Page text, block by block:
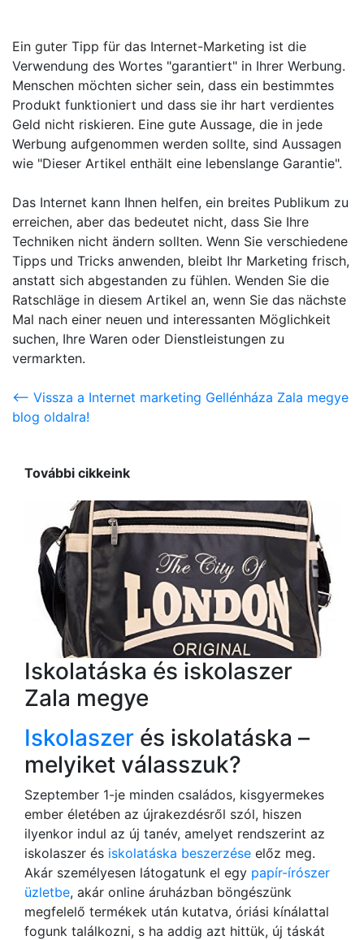
Ein guter Tipp für das Internet-Marketing ist die
Verwendung des Wortes "garantiert" in Ihrer Werbung.
Menschen möchten sicher sein, dass ein bestimmtes
Produkt funktioniert und dass sie ihr hart verdientes
Geld nicht riskieren. Eine gute Aussage, die in jede
Werbung aufgenommen werden sollte, sind Aussagen
wie "Dieser Artikel enthält eine lebenslange Garantie".
Das Internet kann Ihnen helfen, ein breites Publikum zu
erreichen, aber das bedeutet nicht, dass Sie Ihre
Techniken nicht ändern sollten. Wenn Sie verschiedene
Tipps und Tricks anwenden, bleibt Ihr Marketing frisch,
anstatt sich abgestanden zu fühlen. Wenden Sie die
Ratschläge in diesem Artikel an, wenn Sie das nächste
Mal nach einer neuen und interessanten Möglichkeit
suchen, Ihre Waren oder Dienstleistungen zu
vermarkten.
<-- Vissza a Internet marketing Gellénháza Zala megye
blog oldalra!
További cikkeink
Iskolatáska és iskolaszer
Zala megye
Iskolaszer és iskolatáska –
melyiket válasszuk?
Szeptember 1-je minden családos, kisgyermekes
ember életében az újrakezdésről szól, hiszen
ilyenkor indul az új tanév, amelyet rendszerint az
iskolaszer és iskolatáska beszerzése előz meg.
Akár személyesen látogatunk el egy papír-írószer
üzletbe, akár online áruházban böngészünk
megfelelő termékek után kutatva, óriási kínálattal
fogunk találkozni, s ha addig azt hittük, új táskát